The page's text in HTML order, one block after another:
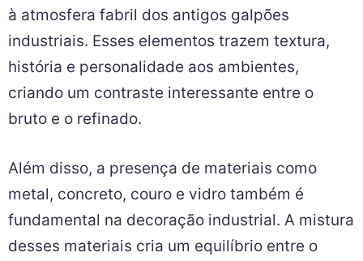
à atmosfera fabril dos antigos galpões
industriais. Esses elementos trazem textura,
história e personalidade aos ambientes,
criando um contraste interessante entre o
bruto e o refinado.
Além disso, a presença de materiais como
metal, concreto, couro e vidro também é
fundamental na decoração industrial. A mistura
desses materiais cria um equilíbrio entre o